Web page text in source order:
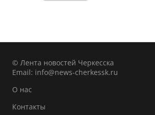
© Лента новостей Черкесска
Email: info@news-cherkessk.ru
О нас
Контакты